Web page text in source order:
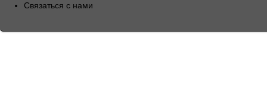
Связаться с нами